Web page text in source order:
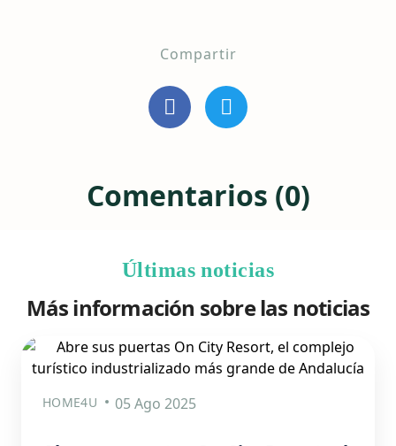
Compartir
Comentarios (0)
Últimas noticias
Más información sobre las noticias
HOME4U 05 Ago 2025